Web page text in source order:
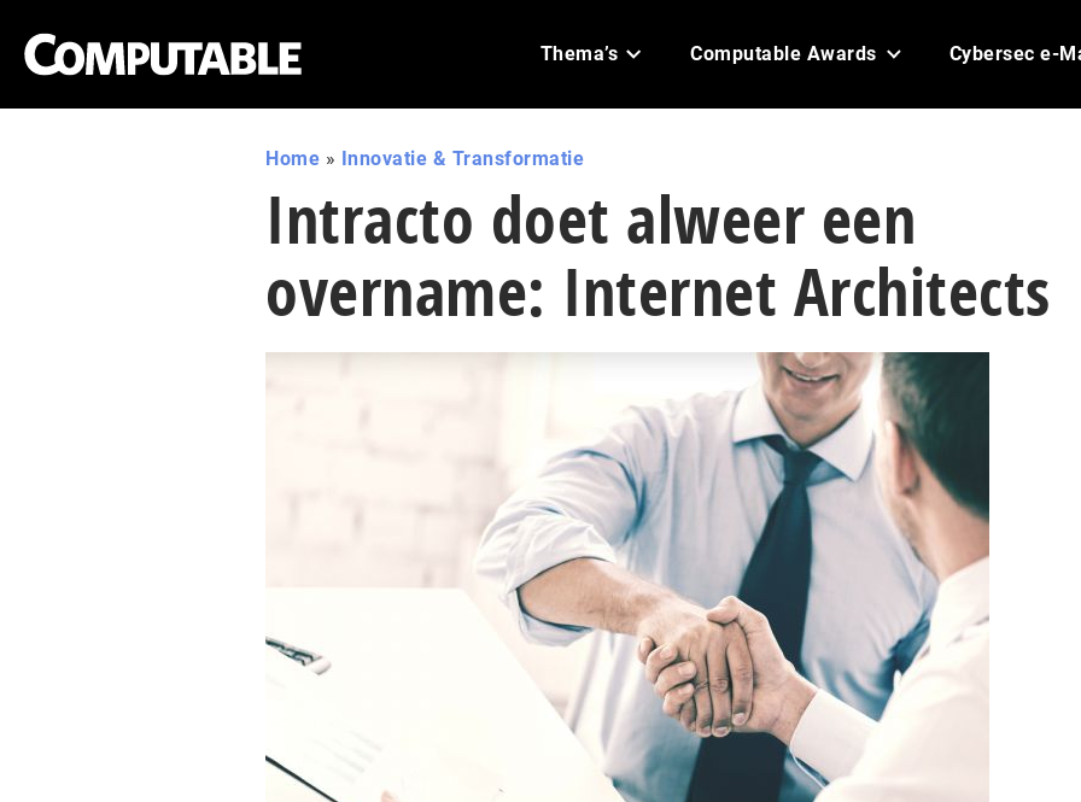
Thema’s Computable Awards Cybersec e-
Home » Innovatie & Transformatie
Intracto doet alweer een
overname: Internet Architects